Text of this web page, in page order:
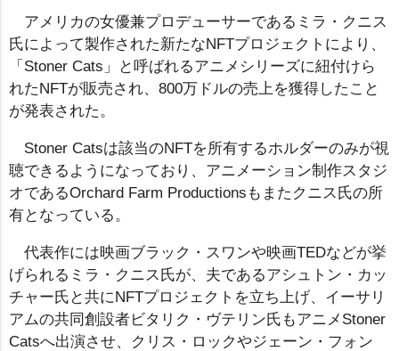
アメリカの女優兼プロデューサーであるミラ・クニス
氏によって製作された新たなNFTプロジェクトにより、
「Stoner Cats」と呼ばれるアニメシリーズに紐付けら
れたNFTが販売され、800万ドルの売上を獲得したこと
が発表された。
Stoner Catsは該当のNFTを所有するホルダーのみが視
聴できるようになっており、アニメーション制作スタジ
オであるOrchard Farm Productionsもまたクニス氏の所
有となっている。
代表作には映画ブラック・スワンや映画TEDなどが挙
げられるミラ・クニス氏が、夫であるアシュトン・カッ
チャー氏と共にNFTプロジェクトを立ち上げ、イーサリ
アムの共同創設者ビタリク・ヴテリン氏もアニメStoner
Catsへ出演させ、クリス・ロックやジェーン・フォン